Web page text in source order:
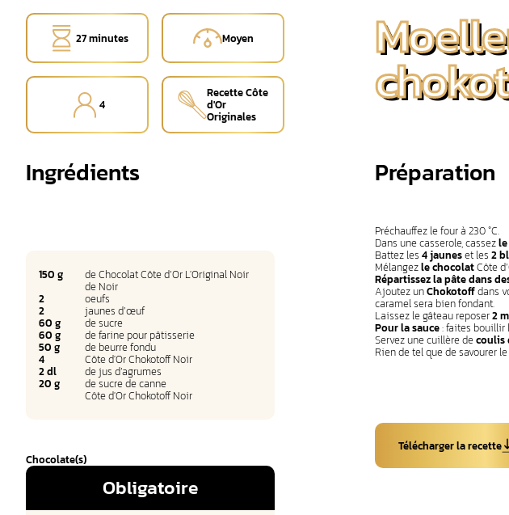
27 minutes Moyen
4
Recette Côte
d'Or
Originales
Ingrédients
150 g de Chocolat Côte d’Or L'Original Noir
de Noir
2 oeufs
2 jaunes d’œuf
60 g de sucre
60 g de farine pour pâtisserie
50 g de beurre fondu
4 Côte d'Or Chokotoff Noir
2 dl de jus d’agrumes
20 g de sucre de canne
Côte d'Or Chokotoff Noir
Chocolate(s)
Obligatoire
Préparation
Préchauffez le four à 230 °C.
Dans une casserole, cassez
Battez les 4 jauneset les 2
Mélangezle chocolatCôte
Répartissez la pâte dans
Ajoutez unChokotoffdans
caramel sera bien fondant.
Laissez le gâteau reposer2
Pour la sauce: faites bouillir
Servez une cuillère decoulis
Rien de tel que de savourer
Télécharger la recette